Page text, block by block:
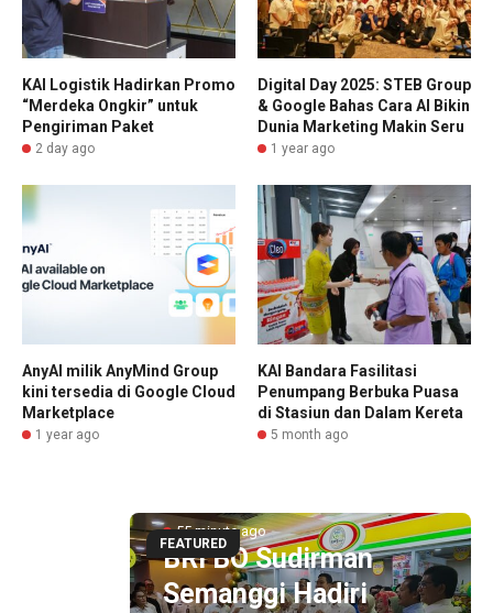
KAI Logistik Hadirkan Promo
“Merdeka Ongkir” untuk
Pengiriman Paket
2 day ago
Digital Day 2025: STEB Group
& Google Bahas Cara AI Bikin
Dunia Marketing Makin Seru
1 year ago
AnyAI milik AnyMind Group
kini tersedia di Google Cloud
Marketplace
1 year ago
KAI Bandara Fasilitasi
Penumpang Berbuka Puasa
di Stasiun dan Dalam Kereta
5 month ago
FEATURED
55 minute ago
BRI BO Sudirman
Semanggi Hadiri